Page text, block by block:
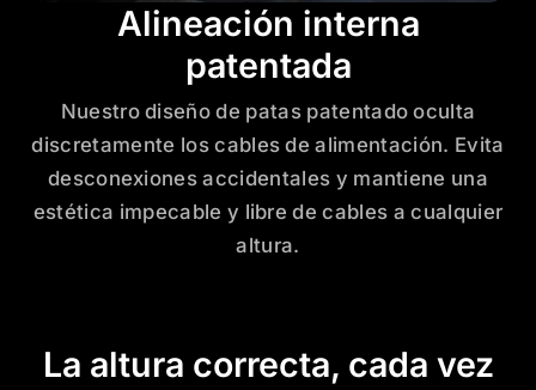
Alineación interna
patentada
Nuestro diseño de patas patentado oculta
discretamente los cables de alimentación. Evita
desconexiones accidentales y mantiene una
estética impecable y libre de cables a cualquier
altura.
La altura correcta, cada vez